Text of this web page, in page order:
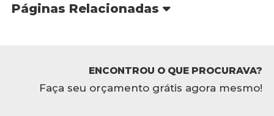
Páginas Relacionadas
ENCONTROU O QUE PROCURAVA?
Faça seu orçamento grátis agora mesmo!